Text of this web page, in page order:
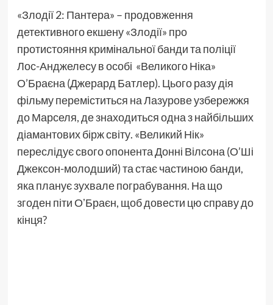
«Злодії 2: Пантера» – продовження
детективного екшену «Злодії» про
протистояння кримінальної банди та поліції
Лос-Анджелесу в особі «Великого Ніка»
О’Браєна (Джерард Батлер). Цього разу дія
фільму переміститься на Лазурове узбережжя
до Марселя, де знаходиться одна з найбільших
діамантових бірж світу. «Великий Нік»
переслідує свого опонента Донні Вілсона (О’Ші
Джексон-молодший) та стає частиною банди,
яка планує зухвале пограбування. На що
згоден піти ОʼБраєн, щоб довести цю справу до
кінця?